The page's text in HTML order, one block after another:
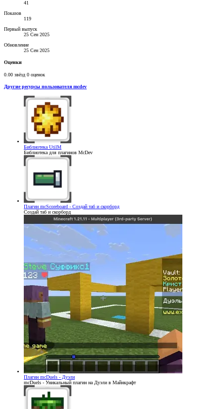
41
Показов
119
Первый выпуск
25 Сен 2025
Обновление
25 Сен 2025
Оценки
0.00 звёзд 0 оценок
Другие ресурсы пользователя mcdev
Библиотека UtilM
Библиотека для плагинов McDev
Плагин mcScoreboard - Создай таб и скорборд
Создай таб и скорборд
Плагин mcDuels - Дуэли
mcDuels - Уникальный плагин на Дуэли в Майнкрафт